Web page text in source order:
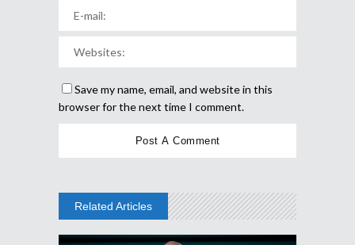
Save my name, email, and website in this
browser for the next time I comment.
Related Articles